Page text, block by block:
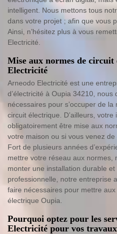
intelligent. Nous mettons tous
dans votre projet ; afin que vous
Ainsi, n’hésitez plus à vous
Electricité.
Mise aux normes de circuit
Electricité
Arneodo Electricité est une
d’électricité à Oupia 34210,
nécessaires pour s’occuper de
circuit électrique. D’ailleurs,
obligatoirement être mise aux
votre maison ou si vous venez
Fort de plusieurs années
mettre votre réseau aux normes,
monter une installation durable
professionnelle, notre entreprise
faire nécessaires pour mettre
électrique Oupia.
Pourquoi optez pour les
Electricité pour vos